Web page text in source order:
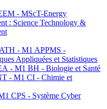
- MScT-Energy
: Science Technology &
- M1 APPMS -
Appliquées et Statistiques
- M1 BH - Biologie et Santé
- M1 CI - Chimie et
CPS - Système Cyber